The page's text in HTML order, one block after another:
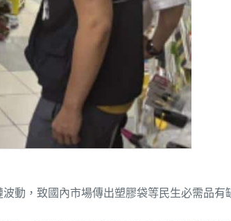
動，致國內市場傳出塑膠袋等民生必需品有